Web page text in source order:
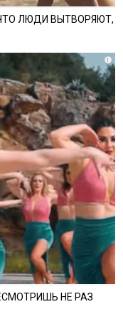
ЛЮДИ ВЫТВОРЯЮТ,
i
НЕ РАЗ